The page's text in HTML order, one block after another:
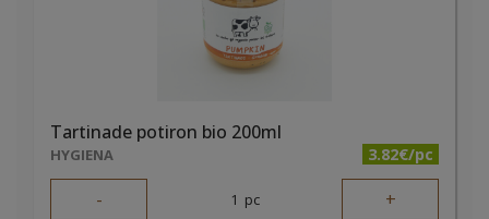
Tartinade potiron bio 200ml
HYGIENA 3.82€/pc
- 1 pc +